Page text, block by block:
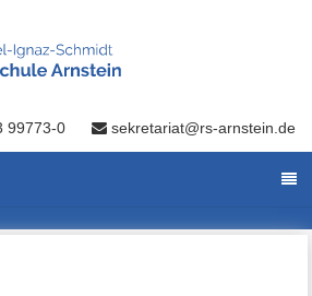
99773-0 sekretariat@rs-arnstein.de